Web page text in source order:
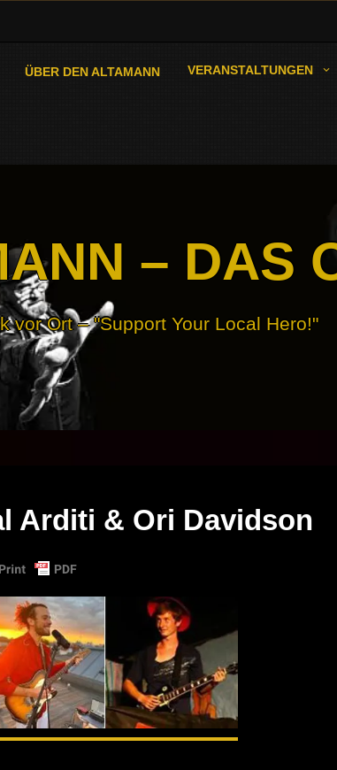
ÜBER DEN ALTAMANN VERANSTALTUNGEN
– DAS
vor Ort – "Support Your Local Hero!"
Arditi & Ori Davidson